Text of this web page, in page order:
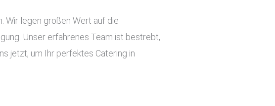
Wir legen großen Wert auf die
Unser erfahrenes Team ist bestrebt,
jetzt, um Ihr perfektes Catering in